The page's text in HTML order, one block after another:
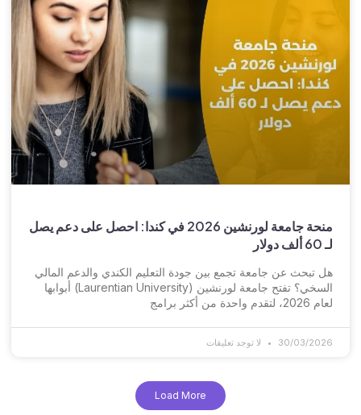
منحة جامعة لورنشين 2026 في كندا: احصل على دعم يصل
لـ 60 ألف دولار
هل تبحث عن جامعة تجمع بين جودة التعليم الكندي والدعم المالي
السخي؟ تفتح جامعة لورنشين (Laurentian University) أبوابها
لعام 2026، لتقدم واحدة من أكثر برامج
30/03/2026 لا توجد تعليقات
Load More